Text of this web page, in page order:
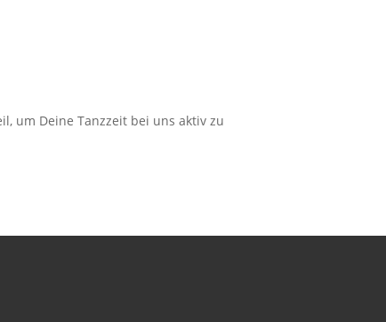
um Deine Tanzzeit bei uns aktiv zu